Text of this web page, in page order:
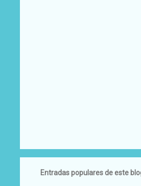
Entradas populares de este